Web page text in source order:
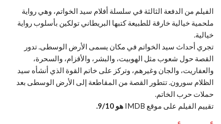
الفيلم من الدفعة الثالثة في سلسلة أفلام سيد الخواتم، وهي رواية
ملحمية خيالية خارقة للطبيعة كتبها البريطاني تولكين بأسلوب رواية
خيالية.
تجري أحداث سيد الخواتم في مكان يسمى الأرض الوسطى. تدور
القصة حول شعوب مثل الهوبيت، والبشر، والأقزام، والسحرة،
والعفاريت، والجان وغيرهم، وتركز على خاتم القوة الذي أنشأه سيد
الظلام سورون. تتطور القصة من المقاطعة إلى الأرض الوسطى بعد
حملات حرب الخاتم.
تقييم الفيلم على موقع IMDB
هو 9/10.